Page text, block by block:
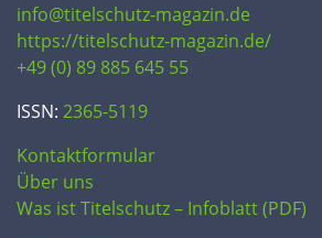
info@titelschutz-magazin.de
https://titelschutz-magazin.de/
+49 (0) 89 885 645 55
ISSN: 2365-5119
Kontaktformular
Über uns
Was ist Titelschutz – Infoblatt (PDF)